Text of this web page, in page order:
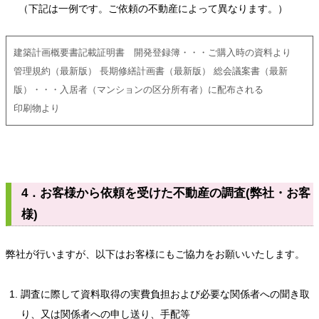
（下記は一例です。ご依頼の不動産によって異なります。）
建築計画概要書記載証明書 開発登録簿・・・ご購入時の資料より
管理規約（最新版） 長期修繕計画書（最新版） 総会議案書（最新
版）・・・入居者（マンションの区分所有者）に配布される
印刷物より
4．お客様から依頼を受けた不動産の調査(弊社・お客
様)
弊社が行いますが、以下はお客様にもご協力をお願いいたします。
調査に際して資料取得の実費負担および必要な関係者への聞き取
り、又は関係者への申し送り、手配等